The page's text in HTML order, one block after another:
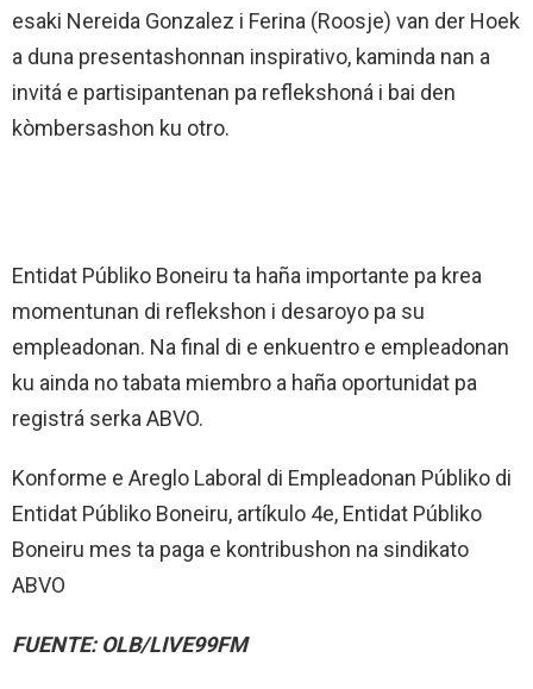
esaki Nereida Gonzalez i Ferina (Roosje) van der Hoek
a duna presentashonnan inspirativo, kaminda nan a
invitá e partisipantenan pa reflekshoná i bai den
kòmbersashon ku otro.
Entidat Públiko Boneiru ta haña importante pa krea
momentunan di reflekshon i desaroyo pa su
empleadonan. Na final di e enkuentro e empleadonan
ku ainda no tabata miembro a haña oportunidat pa
registrá serka ABVO.
Konforme e Areglo Laboral di Empleadonan Públiko di
Entidat Públiko Boneiru, artíkulo 4e, Entidat Públiko
Boneiru mes ta paga e kontribushon na sindikato
ABVO
FUENTE: OLB/LIVE99FM